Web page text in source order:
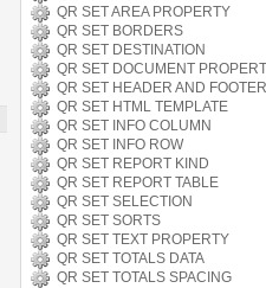
QR SET AREA PROPERTY
QR SET BORDERS
QR SET DESTINATION
QR SET DOCUMENT
QR SET HEADER AND FOOTER
QR SET HTML TEMPLATE
QR SET INFO COLUMN
QR SET INFO ROW
QR SET REPORT KIND
QR SET REPORT TABLE
QR SET SELECTION
QR SET SORTS
QR SET TEXT PROPERTY
QR SET TOTALS DATA
QR SET TOTALS SPACING